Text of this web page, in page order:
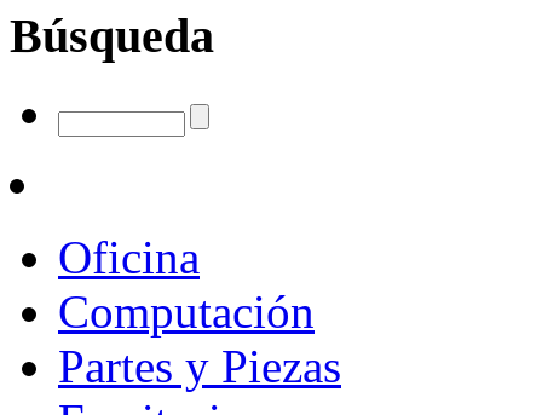
Búsqueda
Oficina
Computación
Partes y Piezas